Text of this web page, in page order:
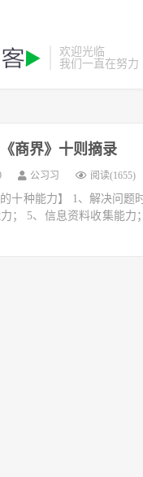
欢迎光临
我们一直在努力
《商界》十则摘录
公习习 阅读(1655)
的十种能力】 1、解决问
； 5、信息资料收集能力